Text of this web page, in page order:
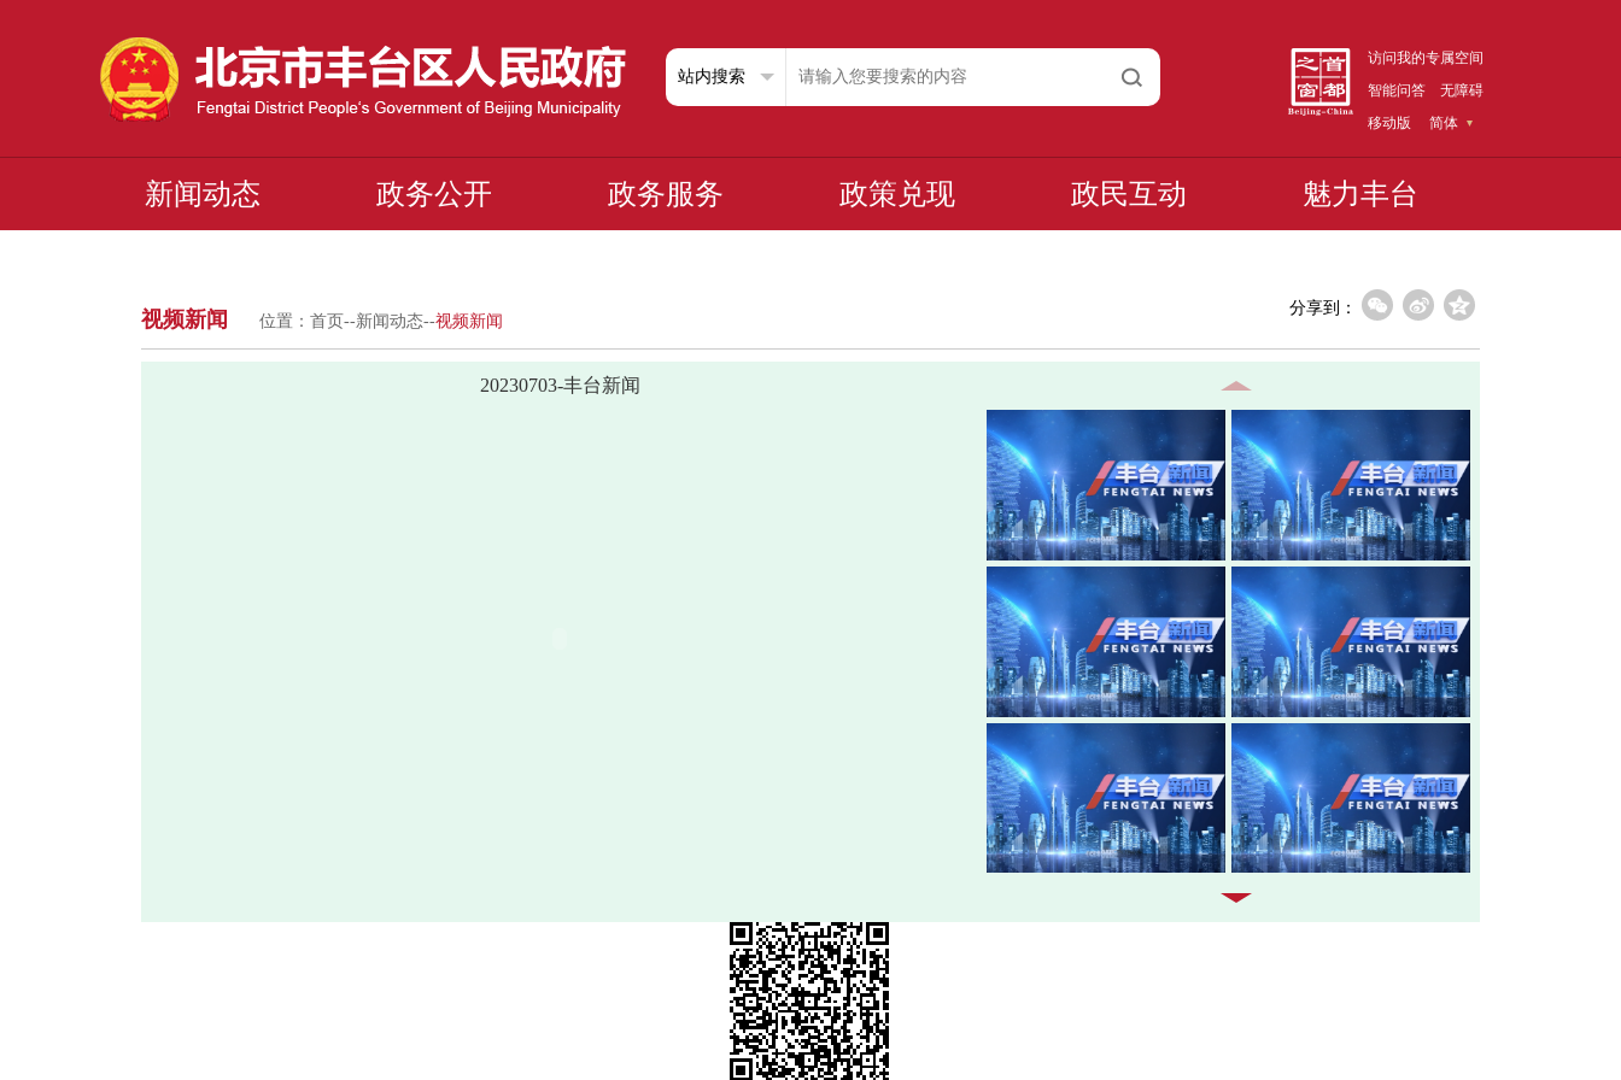
访问我的专属空间
智能问答
无障碍
移动版
简体
新闻动态 政务公开 政务服务 政策兑现 政民互动 魅力丰台
视频新闻 位置： 首页 --新闻动态--视频新闻
分享到：
20230703-丰台新闻
20260805-丰台新闻
20260803-丰台新闻
20260730-丰台新闻